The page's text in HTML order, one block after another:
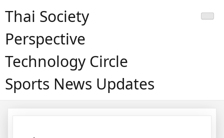
Thai Society
Perspective
Technology Circle
Sports News Updates